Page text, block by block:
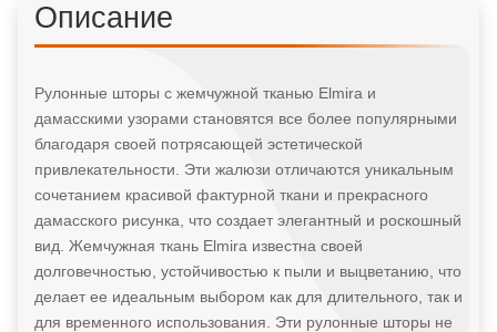
Описание
Рулонные шторы с жемчужной тканью Elmira и
дамасскими узорами становятся все более популярными
благодаря своей потрясающей эстетической
привлекательности. Эти жалюзи отличаются уникальным
сочетанием красивой фактурной ткани и прекрасного
дамасского рисунка, что создает элегантный и роскошный
вид. Жемчужная ткань Elmira известна своей
долговечностью, устойчивостью к пыли и выцветанию, что
делает ее идеальным выбором как для длительного, так и
для временного использования. Эти рулонные шторы не